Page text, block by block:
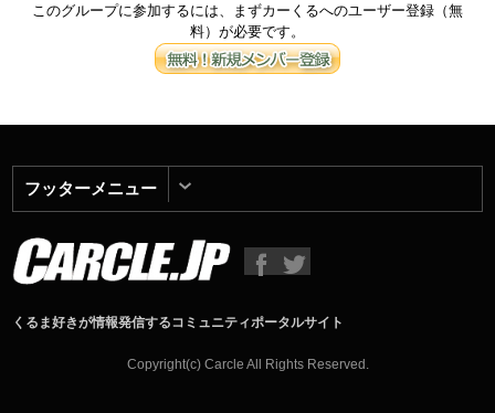
このグループに参加するには、まずカーくるへのユーザー登録（無
料）が必要です。
フッターメニュー
くるま好きが情報発信するコミュニティポータルサイト
Copyright(c) Carcle All Rights Reserved.